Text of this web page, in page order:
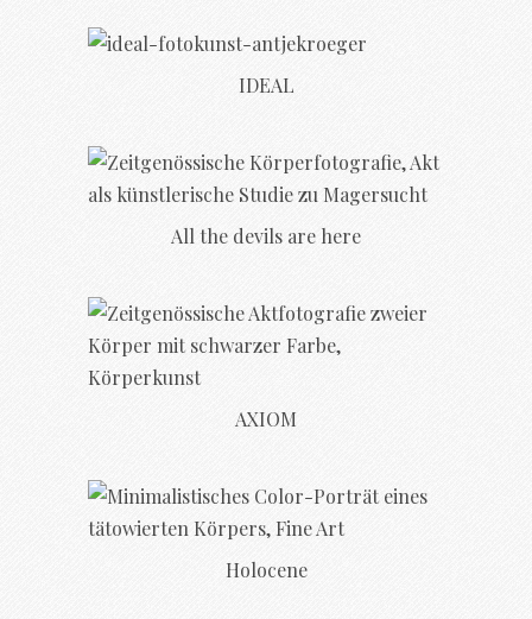
IDEAL
All the devils are here
AXIOM
Holocene